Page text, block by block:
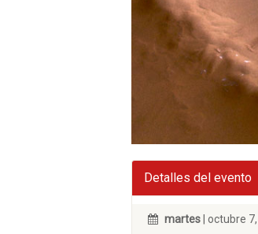
Detalles del evento
martes| octubre